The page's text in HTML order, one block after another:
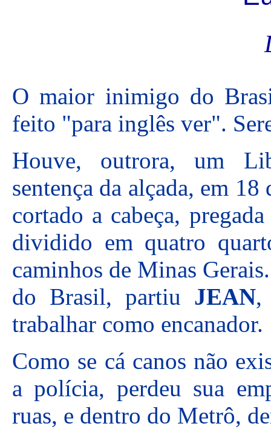
O maior inimigo do
feito "para inglês ver".
Houve, outrora, um
sentença da alçada, em
cortado a cabeça,
dividido em quatro
caminhos de Minas
do Brasil, partiu JEAN,
trabalhar como encanador.
Como se cá canos não
a polícia, perdeu sua
ruas, e dentro do Metrô,